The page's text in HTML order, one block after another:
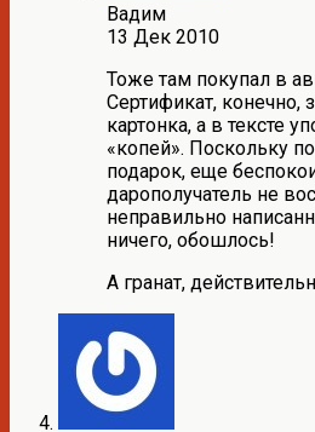
Вадим
13 Дек 2010
Тоже там покупал в
Сертификат, конечно,
картонка, а в тексте
«копей». Поскольку
подарок, еще
дарополучатель не
неправильно
ничего, обошлось!
А гранат,